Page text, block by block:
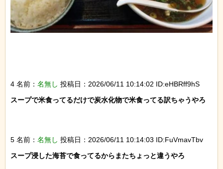
4 名前： 名無し 投稿日：2026/06/11 10:14:02 ID:eHBRff9hS
スープで米食ってるだけで炭水化物で米食ってる訳ちゃうやろ
5 名前： 名無し 投稿日：2026/06/11 10:14:03 ID:FuVmavTbv
スープ浸した海苔で食ってるからまたちょっと違うやろ